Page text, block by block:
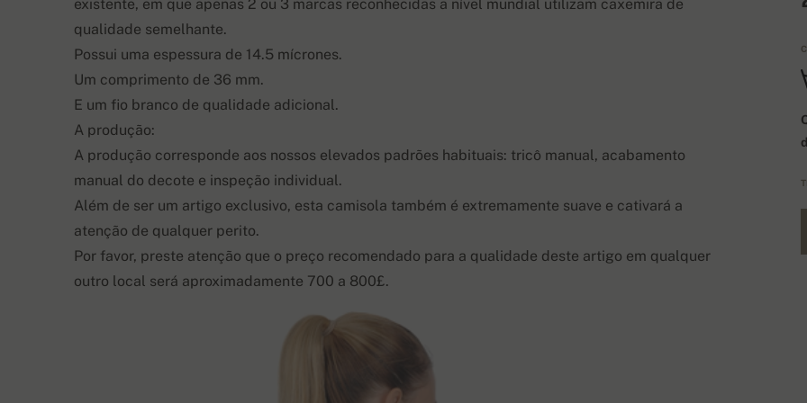
existente, em que apenas 2 ou 3 marcas reconhecidas a nível mundial utilizam caxemira de
qualidade semelhante.
Possui uma espessura de 14.5 mícrones.
Um comprimento de 36 mm.
E um fio branco de qualidade adicional.
A produção:
A produção corresponde aos nossos elevados padrões habituais: tricô manual, acabamento
manual do decote e inspeção individual.
Além de ser um artigo exclusivo, esta camisola também é extremamente suave e cativará a
atenção de qualquer perito.
Por favor, preste atenção que o preço recomendado para a qualidade deste artigo em qualquer
outro local será aproximadamente 700 a 800£.